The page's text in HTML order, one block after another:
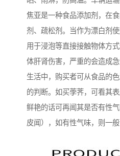
焦亚是一种食品添加剂，在
剂、疏松剂。当作为漂白剂
用于浸泡等直接接触物体方
体肝肾伤害，严重的会造成
生活中，购买者可从食品的
的判断。如买荸荠，可看其
鲜艳的话可再闻其是否有性
皮闻），如有性气味，则一般